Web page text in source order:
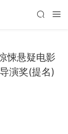
悚悬疑电影
演奖(提名)